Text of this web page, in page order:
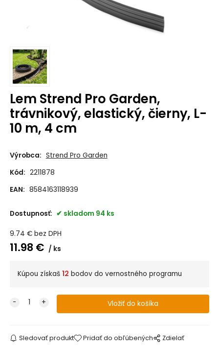
Lem Strend Pro Garden,
trávnikový, elastický, čierny, L-
10 m, 4 cm
Výrobca: Strend Pro Garden
Kód: 2211878
EAN: 8584163118939
Dostupnosť: skladom 94 ks
9.74 € bez DPH
11.98 € ks
Kúpou získaš 12 bodov do vernostného programu
Sledovať produkt Pridať do obľúbených Zdielať